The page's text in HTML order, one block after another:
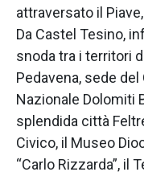
attraversato il
Da Castel Tesino,
snoda tra i territori
Pedavena, sede
Nazionale Dolomiti
splendida città
Civico, il Museo
“Carlo Rizzarda”, il